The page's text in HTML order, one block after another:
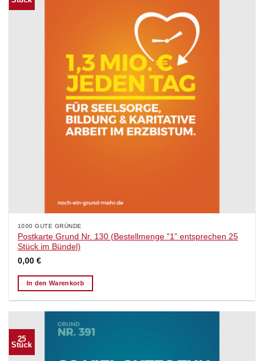
1000 GUTE GRÜNDE
Postkarte Grund Nr. 130 (Bestellmenge “1” entsprechen 25
Stück im Bündel)
0,00 €
In den Warenkorb
25
Stück